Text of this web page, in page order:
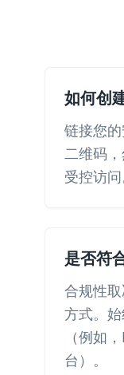
如何创
链接您
二维码
受控访问
是否符
合规性
方式。
（例如
台）。